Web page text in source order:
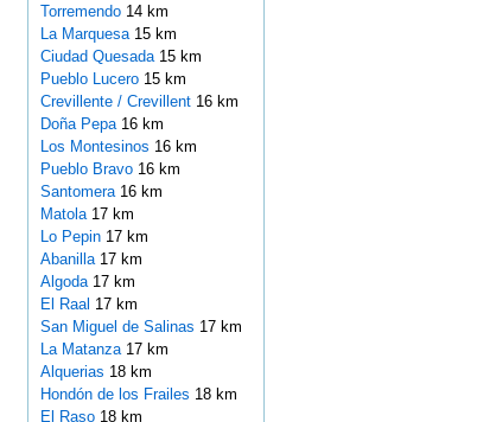
Torremendo 14 km
La Marquesa 15 km
Ciudad Quesada 15 km
Pueblo Lucero 15 km
Crevillente / Crevillent 16 km
Doña Pepa 16 km
Los Montesinos 16 km
Pueblo Bravo 16 km
Santomera 16 km
Matola 17 km
Lo Pepin 17 km
Abanilla 17 km
Algoda 17 km
El Raal 17 km
San Miguel de Salinas 17 km
La Matanza 17 km
Alquerias 18 km
Hondón de los Frailes 18 km
El Raso 18 km